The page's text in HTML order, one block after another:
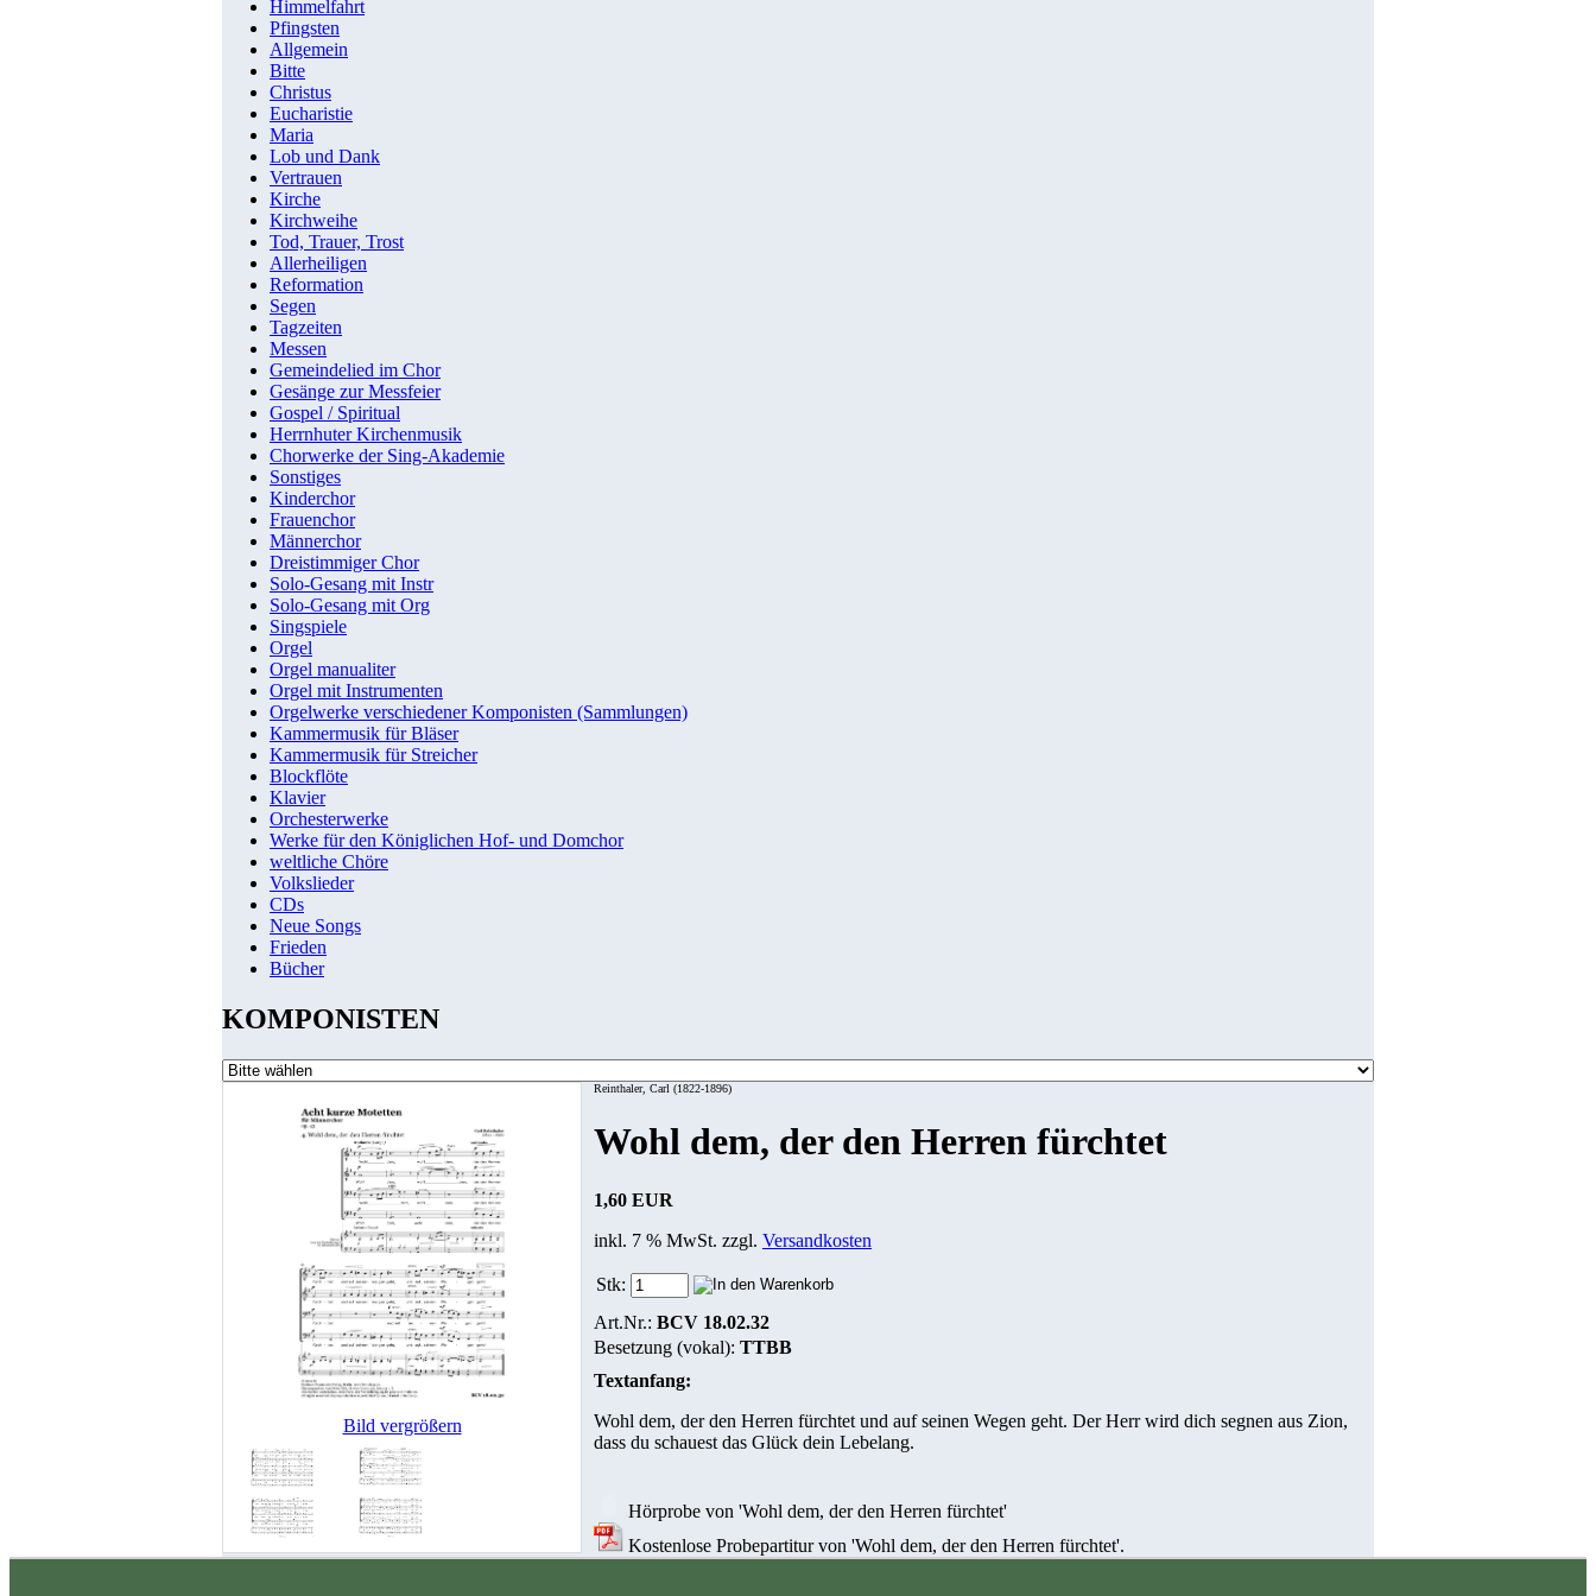
Himmelfahrt
Pfingsten
Allgemein
Bitte
Christus
Eucharistie
Maria
Lob und Dank
Vertrauen
Kirche
Kirchweihe
Tod, Trauer, Trost
Allerheiligen
Reformation
Segen
Tagzeiten
Messen
Gemeindelied im Chor
Gesänge zur Messfeier
Gospel / Spiritual
Herrnhuter Kirchenmusik
Chorwerke der Sing-Akademie
Sonstiges
Kinderchor
Frauenchor
Männerchor
Dreistimmiger Chor
Solo-Gesang mit Instr
Solo-Gesang mit Org
Singspiele
Orgel
Orgel manualiter
Orgel mit Instrumenten
Orgelwerke verschiedener Komponisten (Sammlungen)
Kammermusik für Bläser
Kammermusik für Streicher
Blockflöte
Klavier
Orchesterwerke
Werke für den Königlichen Hof- und Domchor
weltliche Chöre
Volkslieder
CDs
Neue Songs
Frieden
Bücher
KOMPONISTEN
Bild vergrößern
Reinthaler, Carl (1822-1896)
Wohl dem, der den Herren fürchtet
1,60 EUR
inkl. 7 % MwSt. zzgl. Versandkosten
Stk:
Art.Nr.: BCV 18.02.32
Besetzung (vokal): TTBB
Textanfang:
Wohl dem, der den Herren fürchtet und auf seinen Wegen geht. Der Herr wird dich segnen aus Zion,
dass du schauest das Glück dein Lebelang.
Hörprobe von 'Wohl dem, der den Herren fürchtet'
Kostenlose Probepartitur von 'Wohl dem, der den Herren fürchtet'.